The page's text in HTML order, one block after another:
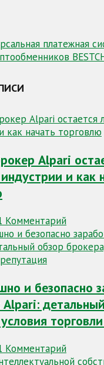
Alpari
и как
Комментарий
и безопасно
Комментарий